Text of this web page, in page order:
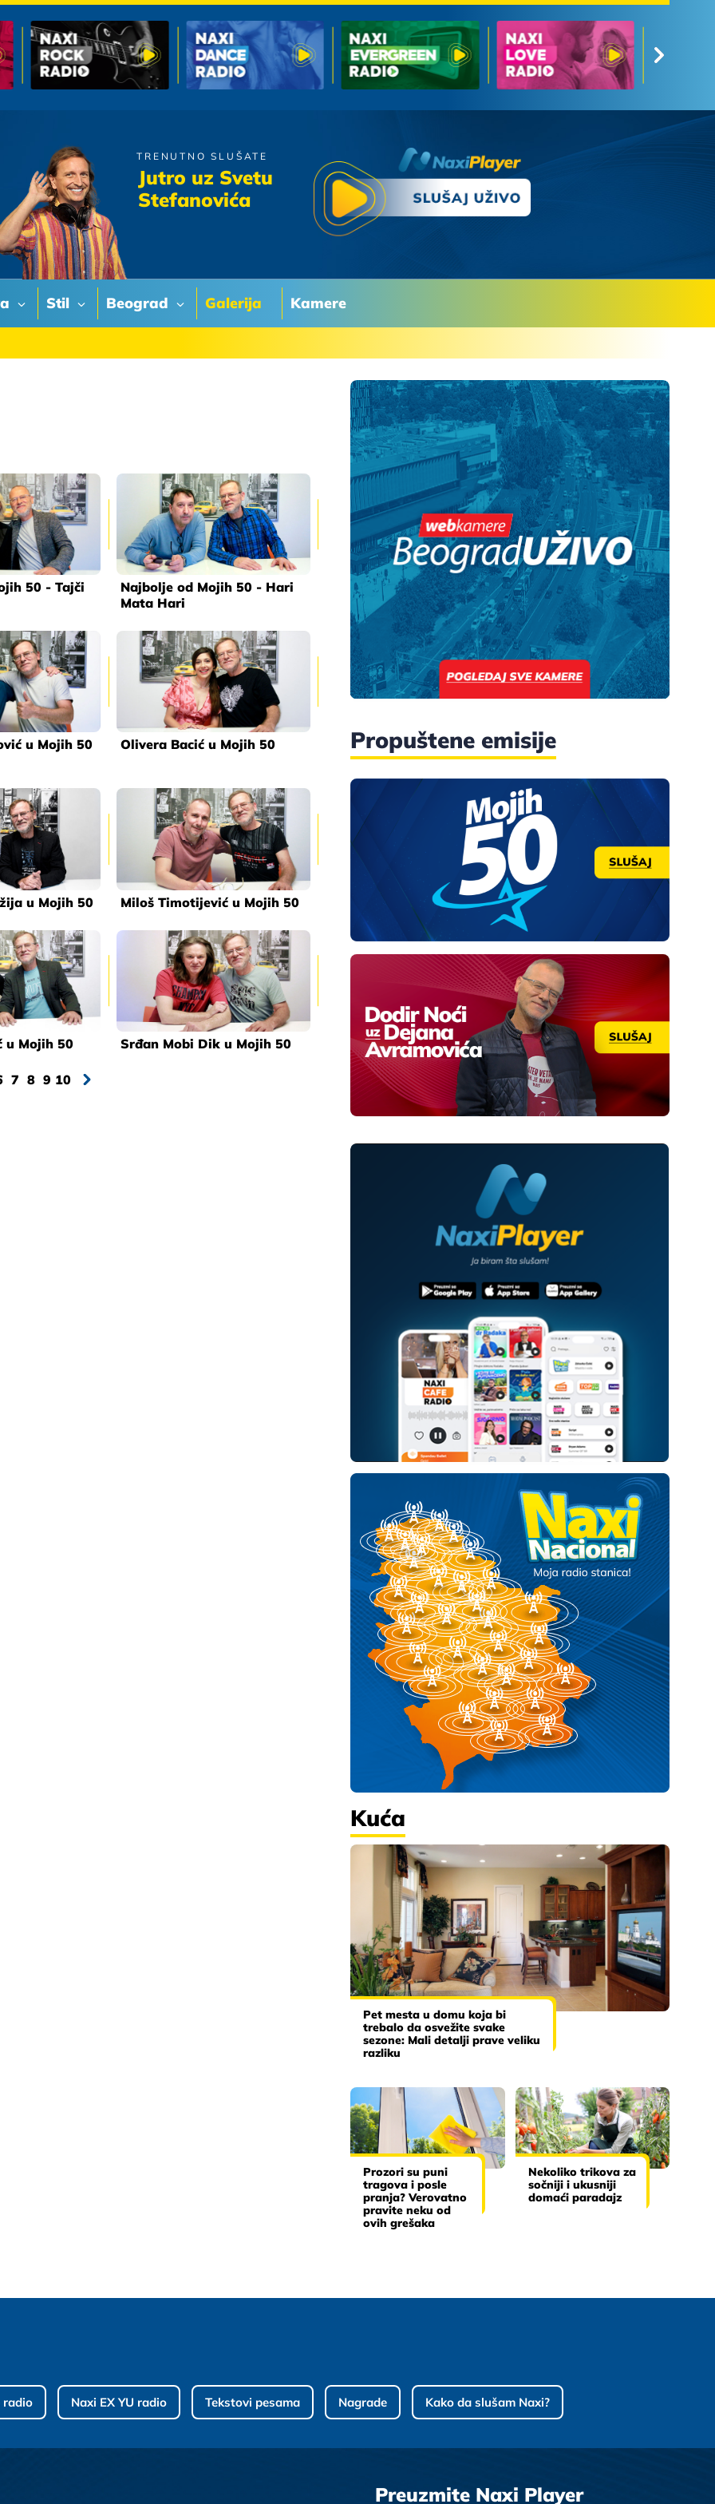
Stil Beograd Galerija Kamere
TRENUTNO SLUŠATE
Jutro uz Svetu
Stefanovića
Riblja Corba
Kad sam bio mlad
50 - Tajči
Najbolje od Mojih 50 - Hari
Mata Hari
u Mojih 50 Olivera Bacić u Mojih 50
u Mojih 50 Miloš Timotijević u Mojih 50
u Mojih 50 Srđan Mobi Dik u Mojih 50
7 8 9 10
Propuštene emisije
Kuća
Pet mesta u domu koja bi
trebalo da osvežite svake
sezone: Mali detalji prave veliku
razliku
Prozori su puni
tragova i posle
pranja? Verovatno
pravite neku od
ovih grešaka
Nekoliko trikova za
sočniji i ukusniji
domaći paradajz
radio Naxi EX YU radio Tekstovi pesama Nagrade Kako da slušam Naxi?
Preuzmite Naxi Player